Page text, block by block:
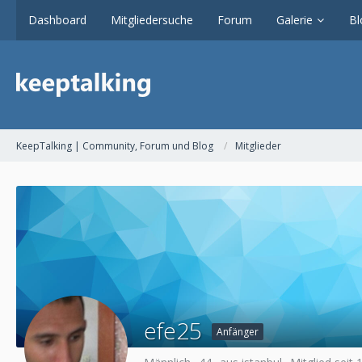
Dashboard Mitgliedersuche Forum Galerie
KeepTalking | Community, Forum und Blog Mitglieder
efe25 Anfänger